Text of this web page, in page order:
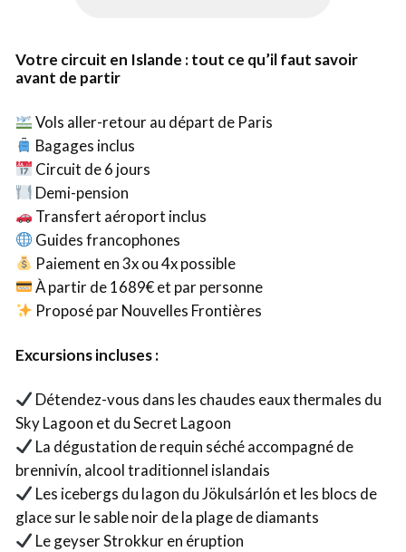
Votre circuit en Islande : tout ce qu’il faut savoir
avant de partir
Vols aller-retour au départ de Paris
Bagages inclus
Circuit de 6 jours
Demi-pension
Transfert aéroport inclus
Guides francophones
Paiement en 3x ou 4x possible
À partir de 1689€ et par personne
Proposé par Nouvelles Frontières
Excursions incluses :
Détendez-vous dans les chaudes eaux thermales du
Sky Lagoon et du Secret Lagoon
La dégustation de requin séché accompagné de
brennivín, alcool traditionnel islandais
Les icebergs du lagon du Jökulsárlón et les blocs de
glace sur le sable noir de la plage de diamants
Le geyser Strokkur en éruption